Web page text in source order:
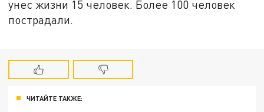
унес жизни 15 человек. Более 100 человек
пострадали.
ЧИТАЙТЕ ТАКЖЕ: